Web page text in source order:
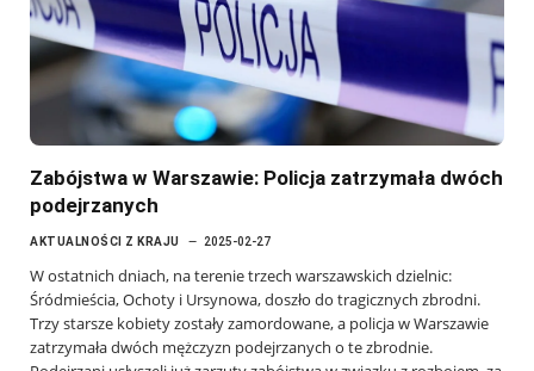
Zabójstwa w Warszawie: Policja zatrzymała dwóch
podejrzanych
AKTUALNOŚCI Z KRAJU 2025-02-27
W ostatnich dniach, na terenie trzech warszawskich dzielnic:
Śródmieścia, Ochoty i Ursynowa, doszło do tragicznych zbrodni.
Trzy starsze kobiety zostały zamordowane, a policja w Warszawie
zatrzymała dwóch mężczyzn podejrzanych o te zbrodnie.